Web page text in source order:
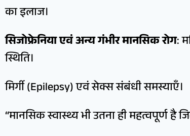
का इलाज।
सिजोफ्रेनिया एवं अन्य गंभीर मानसिक रोग:
स्थिति।
मिर्गी (Epilepsy) एवं सेक्स संबंधी समस्याएँ।
“मानसिक स्वास्थ्य भी उतना ही महत्वपूर्ण है